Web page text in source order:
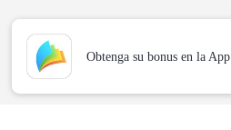
Obtenga su bonus en la App